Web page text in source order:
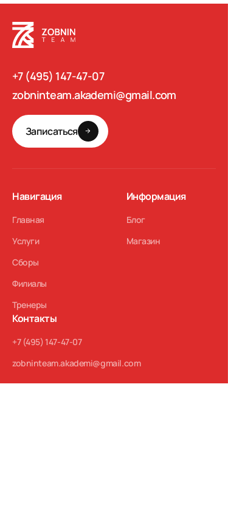
+7 (495) 147-47-07
zobninteam.akademi@gmail.com
Записаться
Навигация
Главная
Услуги
Сборы
Филиалы
Тренеры
Информация
Блог
Магазин
Контакты
+7 (495) 147-47-07
zobninteam.akademi@gmail.com